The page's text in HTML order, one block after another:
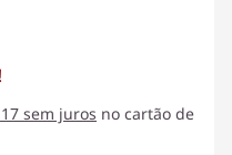
sem juros no cartão de